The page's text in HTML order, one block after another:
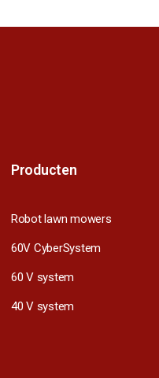
Producten
Robot lawn mowers
60V CyberSystem
60 V system
40 V system